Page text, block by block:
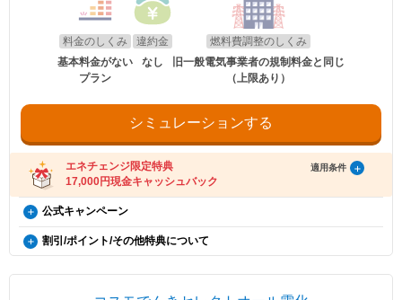
以下の条件をすべて満たしたお客さまが、コスモ石油マーケティング株式会社が
提供する「コスモでんき×エネチェンジ キャッシュバック特典」(以下、「本特
典」とします)の対象となります。
・特典実施期間中に対象プランをエネチェンジのオンラインサービス経由でお申
し込みいただくこと。
・お申し込みから3カ月以内にコスモでんきの供給を開始していること。
・お申し込み時にメールアドレスが入力されていること。
・電気の使用開始日から12カ月間の電気料金支払い額がキャッシュバック金額を
・電気料金の未払いがないこと。
受け取り方法
・適用条件の契約継続期間を達成後2カ月後の月末までに、エネチェンジより特典
（ご登録のメールアドレスに誤りがあった場合、特典お受け取りの手続きがで
きませんのでご注意ください。）
り方法の登録をお願いいたします。
・特典お受け取りの有効期限は、エネチェンジからのご案内メール送信後90日以
※「@enechange.co.jp および @enechange.jp」からのメールが受信できるよ
※お客さまに進呈されるdポイントは、毎月の電気料金のうち燃料費調
整額、離島ユニバーサルサービス調整額、再生可能エネルギー発電促進
賦課金、消費税及び地方消費税相当額を除いた額に上記の還元率を乗じ
て計算いたします。1円未満の端数が生じた場合は、その端数を切り上
げます。
※エネチェンジでは九州電力エリアにおける離島ユニバーサルサービス
お客さまに進呈されたdポイントは、株式会社NTTドコモが提供するdポ
イントクラブ会員のWEBサイトにてご確認いただけます。
※dアカウントの登録が適切に行われなかった場合、電気料金をお支払
いいただけなかった場合は、dポイントは進呈されません。
※コスモでんきのお支払いにdポイントをご利用頂くことはできませ
ん。
電気・ガス料金支援
政府の「電気・ガス料金支援」の一環として、2026年8月分（7月使用
分）および2026年10月分（9月使用分）は一律3.5円/kWh、2026年9月
・2020年12月21日以降にEV・PHEV・FCVを新車新規登録または
新車新規検査届出されていること。中古車も適用対象となります。
・対象車両1台につき、コスモでんき1契約までの適用。
・EV特別割は、月間使用量が500kWhを超えた月に適用。
※手続き方法
さまセンター（0120-530-155）へご連絡いただくようお願い申し
だいたことと、お申込み日付を電話口でお伝えください。
・コスモでんきお客さまセンターの受付時間は月〜土 9:00～
18:00（日曜祝日・夏期休暇・年末年始除く）です。
お申し込み時の注意事項
※証明書類は現在所有している事を示すご契約者様名義の期間内「車検
証」または「契約書」のコピーとなります。
※同一住所にて同居されているご家族様であれば、車検証名義とでんき
料金のしくみ
基本料金がない
プラン
違約金
なし
燃料費調整のしくみ
旧一般電気事業者の規制料金と同じ
（上限あり）
シミュレーションする
エネチェンジ限定特典 適用条件
17,000円現金キャッシュバック
コスモでんき×エネチェンジ キャッシュバック特典（12カ
月間の電気料金支払い額がキャッシュバック金額を超える
方限定）
公式キャンペーン
dポイント
毎月のポイント対象電気料金に応じてdポイントを進呈致します。
割引/ポイント/その他特典について
きを新規ご契約いただくと、月々の電気料金が、スタンダード・グリー